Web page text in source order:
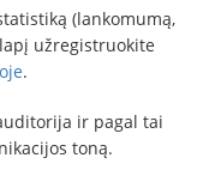
(lankomumą,
užregistruokite
.
ir pagal tai
toną.